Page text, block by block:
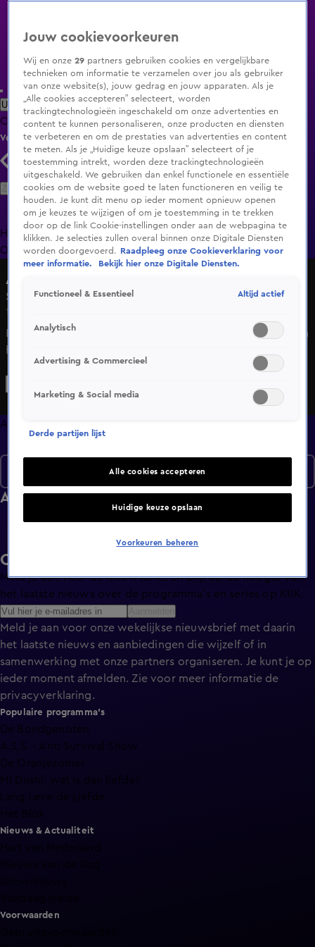
Uitzending Gemist Populaire programma's Zenders Genres
ClipsFilmsRadioSmart TV inlogShop
Volg KIJK
Zoeken
HomeUitzending Gemist Programma's De Bondgenoten
OranjezomerLivestreamsShop
Alles over Wonen
Seizoen 2, aflevering 5
1 mrt 2015, 15:55
In Alles over Wonen wordt de kijker meegenomen binnen
het huis, buiten het huis en om het huis. De kijker wordt
geïnformeerd en geadviseerd bij verkoop, verhuur of
Afleveringen
Afleveringen
Ontvang de KIJK-nieuwsbrief
Meld je aan voor de nieuwsbrief en blijf op de hoogte van
het laatste nieuws over de programma’s en series op KIJK.
Meld je aan voor onze wekelijkse nieuwsbrief met daarin
het laatste nieuws en aanbiedingen die wijzelf of in
samenwerking met onze partners organiseren. Je kunt je op
ieder moment afmelden. Zie voor meer informatie de
privacyverklaring.
Populaire programma's
De Bondgenoten
A.S.S. - Anti Survival Show
De Oranjezomer
Mi Dushi: wat is dan liefde?
Lang Leve de Liefde
Het Blok
Nieuws & Actualiteit
Voorwaarden
Jouw cookievoorkeuren
Wij en onze29 partners gebruiken cookies en vergelijkbare
technieken om informatie te verzamelen over jou als gebruiker
van onze website(s), jouw gedrag en jouw apparaten. Als je
„Alle cookies accepteren” selecteert, worden
trackingtechnologieën ingeschakeld om onze advertenties en
content te kunnen personaliseren, onze producten en diensten
te verbeteren en om de prestaties van advertenties en content
te meten. Als je „Huidige keuze opslaan” selecteert of je
toestemming intrekt, worden deze trackingtechnologieën
uitgeschakeld. We gebruiken dan enkel functionele en essentiële
cookies om de website goed te laten functioneren en veilig te
houden. Je kunt dit menu op ieder moment opnieuw openen
om je keuzes te wijzigen of om je toestemming in te trekken
door op de link Cookie-instellingen onder aan de webpagina te
klikken. Je selecties zullen overal binnen onze Digitale Diensten
worden doorgevoerd.
Raadpleeg onze Cookieverklaring voor
meer informatie.
Bekijk hier onze Digitale Diensten.
Functioneel & Essentieel Altijd actief
Analytisch
Advertising & Commercieel
Marketing & Social media
Derde partijen lijst
Alle cookies accepteren
Huidige keuze opslaan
Voorkeuren beheren